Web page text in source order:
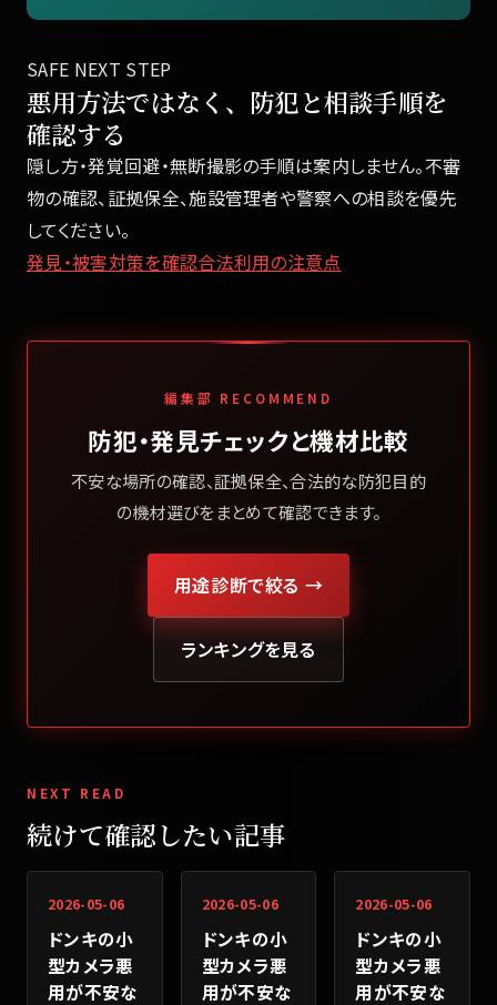
SAFE NEXT STEP
悪用方法ではなく、防犯と相談手順を
確認する
隠し方・発覚回避・無断撮影の手順は案内しません。不審
物の確認、証拠保全、施設管理者や警察への相談を優先
してください。
発見・被害対策を確認合法利用の注意点
編集部 RECOMMEND
防犯・発見チェックと機材比較
不安な場所の確認、証拠保全、合法的な防犯目的
の機材選びをまとめて確認できます。
用途診断で絞る →
ランキングを見る
NEXT READ
続けて確認したい記事
2026-05-06
ドンキの小
型カメラ悪
用が不安な
2026-05-06
ドンキの小
型カメラ悪
用が不安な
2026-05-06
ドンキの小
型カメラ悪
用が不安な